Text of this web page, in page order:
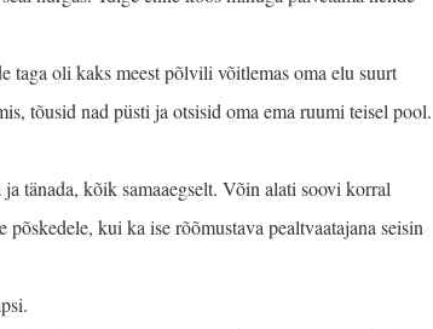
taga oli kaks meest põlvili võitlemas oma elu suurt
tõusid nad püsti ja otsisid oma ema ruumi teisel pool.
tänada, kõik samaaegselt. Võin alati soovi korral
kui ka ise rõõmustava pealtvaatajana seisin